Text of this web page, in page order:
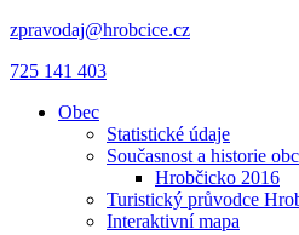
zpravodaj@hrobcice.cz
725 141 403
Obec
Statistické údaje
Současnost a historie
Hrobčicko 2016
Turistický průvodce
Interaktivní mapa